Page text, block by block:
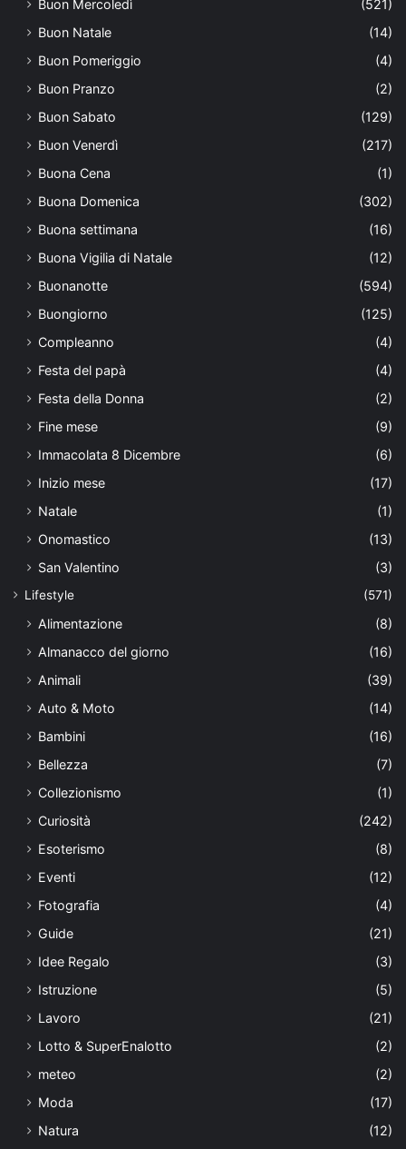
Buon Mercoledì
(521)
Buon Natale
(14)
Buon Pomeriggio
(4)
Buon Pranzo
(2)
Buon Sabato
(129)
Buon Venerdì
(217)
Buona Cena
(1)
Buona Domenica
(302)
Buona settimana
(16)
Buona Vigilia di Natale
(12)
Buonanotte
(594)
Buongiorno
(125)
Compleanno
(4)
Festa del papà
(4)
Festa della Donna
(2)
Fine mese
(9)
Immacolata 8 Dicembre
(6)
Inizio mese
(17)
Natale
(1)
Onomastico
(13)
San Valentino
(3)
Lifestyle (571)
Alimentazione
(8)
Almanacco del giorno
(16)
Animali
(39)
Auto & Moto
(14)
Bambini
(16)
Bellezza
(7)
Collezionismo
(1)
Curiosità
(242)
Esoterismo
(8)
Eventi
(12)
Fotografia
(4)
Guide
(21)
Idee Regalo
(3)
Istruzione
(5)
Lavoro
(21)
Lotto & SuperEnalotto
(2)
meteo
(2)
Moda
(17)
Natura
(12)